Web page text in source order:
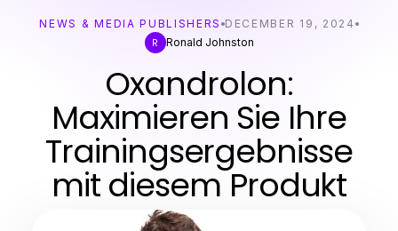
NEWS & MEDIA PUBLISHERS DECEMBER 19, 2024
R
Ronald Johnston
Oxandrolon:
Maximieren Sie Ihre
Trainingsergebnisse
mit diesem Produkt